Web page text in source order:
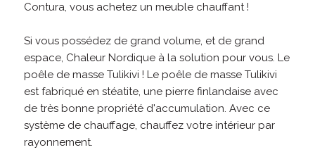
Contura, vous achetez un meuble chauffant !
Si vous possédez de grand volume, et de grand
espace, Chaleur Nordique à la solution pour vous. Le
poêle de masse Tulikivi ! Le poêle de masse Tulikivi
est fabriqué en stéatite, une pierre finlandaise avec
de très bonne propriété d'accumulation. Avec ce
système de chauffage, chauffez votre intérieur par
rayonnement.